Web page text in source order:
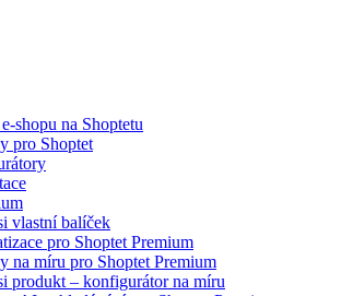
shopu na Shoptetu
pro Shoptet
vlastní balíček
pro Shoptet Premium
na míru pro Shoptet Premium
produkt – konfigurátor na míru